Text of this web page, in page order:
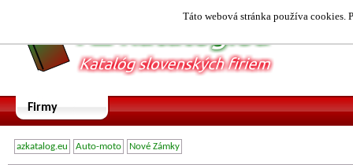
Táto webová stránka používa cookies.
Firmy
azkatalog.eu Auto-moto Nové Zámky